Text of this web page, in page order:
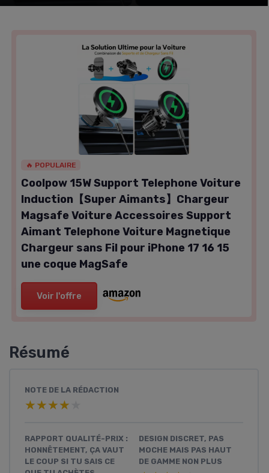
🔥 POPULAIRE
Coolpow 15W Support Telephone Voiture
Induction【Super Aimants】Chargeur
Magsafe Voiture Accessoires Support
Aimant Telephone Voiture Magnetique
Chargeur sans Fil pour iPhone 17 16 15
une coque MagSafe
Voir l'offre
Résumé
NOTE DE LA RÉDACTION
★★★★★
★★★★★
RAPPORT QUALITÉ-PRIX :
HONNÊTEMENT, ÇA VAUT
LE COUP SI TU SAIS CE
DESIGN DISCRET, PAS
MOCHE MAIS PAS HAUT
DE GAMME NON PLUS